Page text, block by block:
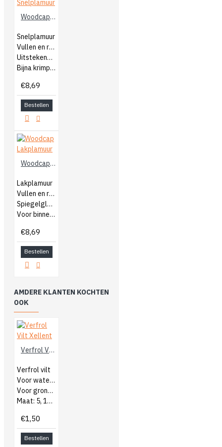
Woodcap Snelplamuur
Snelplamuur
Vullen en repareren
Uitstekende hechting
Bijna krimpvrij
€8,69
Bestellen
Woodcap Lakplamuur
Lakplamuur
Vullen en repareren
Spiegelglad afwerken
Voor binnen en buiten
€8,69
Bestellen
AMDERE KLANTEN KOCHTEN
OOK
Verfrol Vilt Xellent
Verfrol vilt
Voor watergedragen en terpentine
Voor gronden en afschilderen
Maat: 5, 11 of 15cm
€1,50
Bestellen